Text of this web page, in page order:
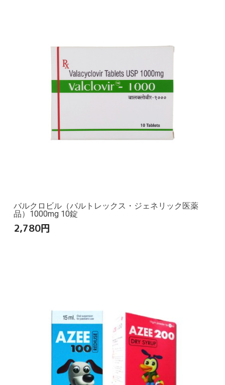
バルクロビル（バルトレックス・ジェネリック医薬
品）1000mg 10錠
2,780円